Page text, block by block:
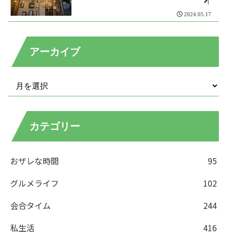
2024.05.17
アーカイブ
カテゴリー
おザレな時間
95
グルメライフ
102
会合タイム
244
私生活
416